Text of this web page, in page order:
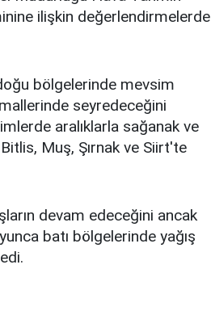
ilişkin değerlendirmelerde
bölgelerinde mevsim
seyredeceğini
aralıklarla sağanak ve
Muş, Şırnak ve Siirt'te
devam edeceğini ancak
batı bölgelerinde yağış